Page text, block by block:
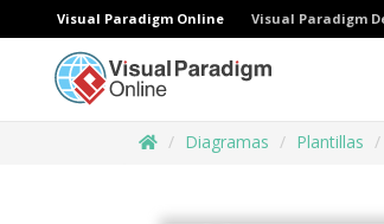
Visual Paradigm Online Visual Paradigm
Diagramas Plantillas